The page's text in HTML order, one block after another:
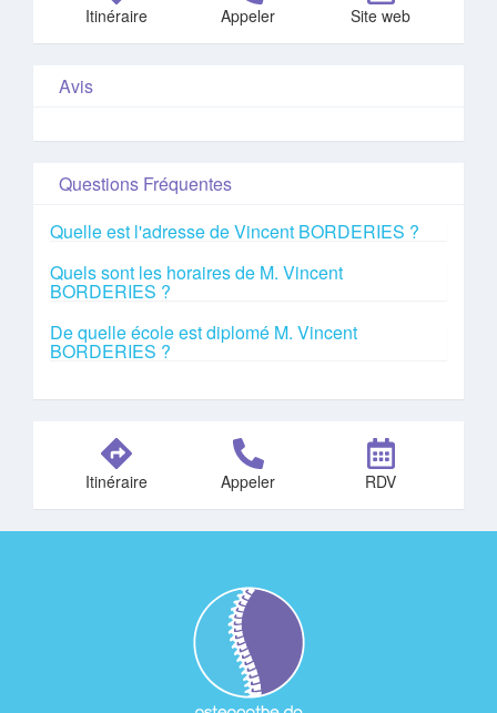
Itinéraire Appeler Site web
Avis
Questions Fréquentes
Quelle est l'adresse de Vincent BORDERIES ?
Quels sont les horaires de M. Vincent
BORDERIES ?
De quelle école est diplomé M. Vincent
BORDERIES ?
Itinéraire Appeler RDV